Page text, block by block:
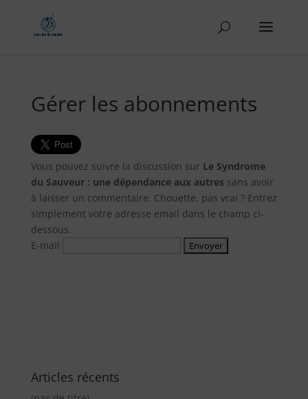
Gérer les abonnements
Vous pouvez suivre la discussion sur Le Syndrome
du Sauveur : une dépendance aux autres sans avoir
à laisser un commentaire. Chouette, pas vrai ? Entrez
simplement votre adresse email dans le champ ci-
dessous.
E-mail
Articles récents